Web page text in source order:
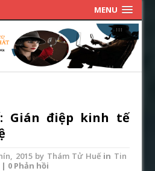
MENU
Gián điệp kinh tế
2015by Thám Tử Huếin Tin
| 0 Phản hồi